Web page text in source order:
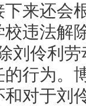
来还会
违法解
刘伶利
的行为。
对于刘